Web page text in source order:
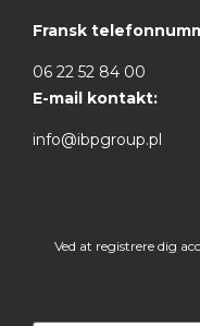
Fransk
06 22 52 84 00
E-mail kontakt:
info@ibpgroup.pl
Ved at registrere dig